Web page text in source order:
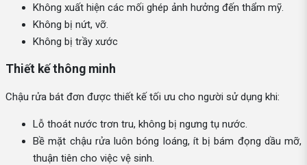
Không xuất hiện các mối ghép ảnh hưởng đến thẩm mỹ.
Không bị nứt, vỡ.
Không bị trầy xước
Thiết kế thông minh
Chậu rửa bát đơn được thiết kế tối ưu cho người sử dụng khi:
Lỗ thoát nước trơn tru, không bị ngưng tụ nước.
Bề mặt chậu rửa luôn bóng loáng, ít bị bám đọng dầu mỡ,
thuận tiên cho việc vệ sinh.